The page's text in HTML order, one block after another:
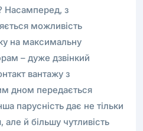
Насамперед, з
можливість
на максимальну
– дуже дзвінкий
вантажу з
дном передається
парусність дає не тільки
й більшу чутливість